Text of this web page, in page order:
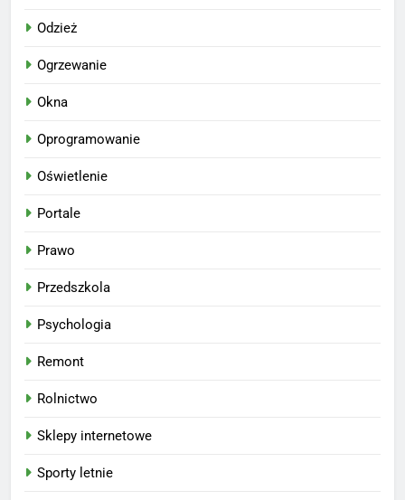
Odzież
Ogrzewanie
Okna
Oprogramowanie
Oświetlenie
Portale
Prawo
Przedszkola
Psychologia
Remont
Rolnictwo
Sklepy internetowe
Sporty letnie